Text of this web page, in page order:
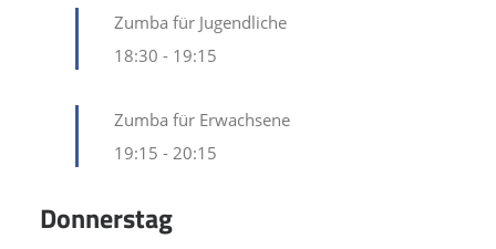
Zumba für Jugendliche
18:30 - 19:15
Zumba für Erwachsene
19:15 - 20:15
Donnerstag